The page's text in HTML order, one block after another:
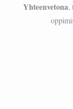
Yhteenvetona,